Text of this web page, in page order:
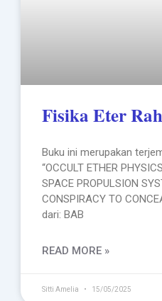
Fisika Eter
Buku ini merupakan
“OCCULT ETHER
SPACE PROPULSION
CONSPIRACY TO
dari: BAB
READ MORE »
Sitti Amelia 15/05/2025